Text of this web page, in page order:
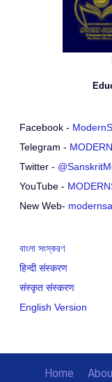
Facebook -
Telegram -
Twitter -
YouTube -
New Web-
বাংলা সংস্করণ
हिन्दी संस्करण
संस्कृत संस्करण
English Version
Home